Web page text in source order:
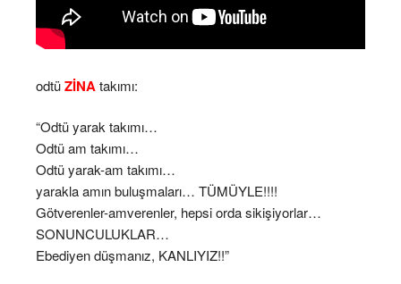
odtüZİNAtakımı:
“Odtü yarak takımı…
Odtü am takımı…
Odtü yarak-am takımı…
yarakla amın buluşmaları… TÜMÜYLE!!!!
Götverenler-amverenler, hepsi orda sikişiyorlar…
SONUNCULUKLAR…
Ebediyen düşmanız, KANLIYIZ!!”